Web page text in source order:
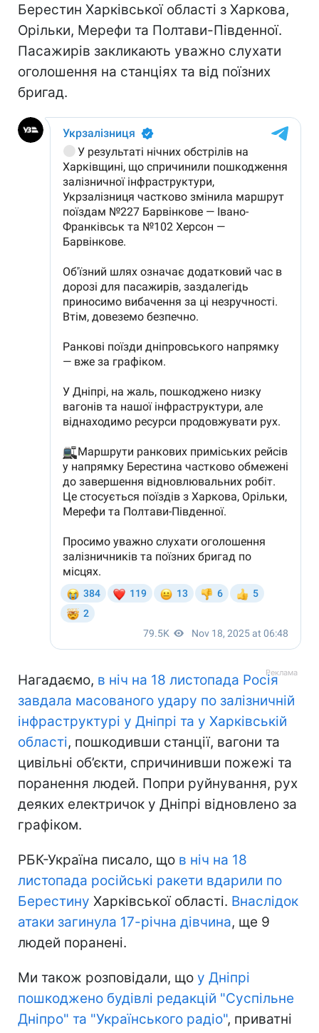
Берестин Харківської області з Харкова,
Орільки, Мерефи та Полтави-Південної.
Пасажирів закликають уважно слухати
оголошення на станціях та від поїзних
бригад.
Нагадаємо, в ніч на 18 листопада Росія
завдала масованого удару по залізничній
інфраструктурі у Дніпрі та у Харківській
області, пошкодивши станції, вагони та
цивільні об’єкти, спричинивши пожежі та
поранення людей. Попри руйнування, рух
деяких електричок у Дніпрі відновлено за
графіком.
РБК-Україна писало, що в ніч на 18
листопада російські ракети вдарили по
Берестину Харківської області. Внаслідок
атаки загинула 17-річна дівчина, ще 9
людей поранені.
Ми також розповідали, що у Дніпрі
пошкоджено будівлі редакцій "Суспільне
Дніпро" та "Українського радіо", приватні